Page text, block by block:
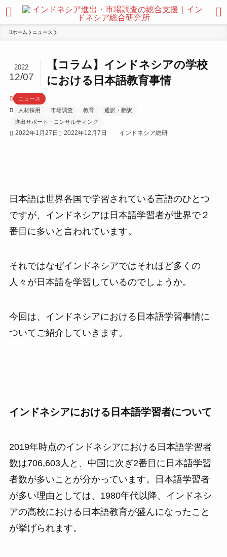
ホーム ニュース
【コラム】インドネシアの学校
における日本語教育事情
2022
12/07
ニュース
人材採用
市場調査 教育
通訳・翻訳
進出サポート・コンサルティング
2022年1月27日 2022年12月7日 インドネシア総研
日本語は世界各国で学習されている言語のひとつ
ですが、インドネシアは日本語学習者が世界で２
番目に多いと言われています。
それではなぜインドネシアではそれほど多くの
人々が日本語を学習しているのでしょうか。
今回は、インドネシアにおける日本語学習事情に
ついてご紹介していきます。
インドネシアにおける日本語学習者について
2019年時点のインドネシアにおける日本語学習者
数は706,603人と、中国に次ぎ2番目に日本語学習
者数が多いことが分かっています。日本語学習者
が多い理由としては、1980年代以降、インドネシ
アの高校における日本語教育が盛んになったこと
が挙げられます。